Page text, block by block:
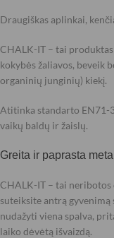
Draugiškas aplinkai,
CHALK-IT – tai
kokybės žaliavos, beveik
organinių junginių) kiekį.
Atitinka standarto EN71-
vaikų baldų ir žaislų.
Greita ir paprasta
CHALK-IT – tai neribotos
suteiksite antrą gyvenimą
nudažyti viena spalva,
laiko dėvėtą išvaizdą.